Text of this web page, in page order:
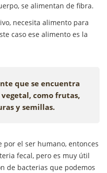
se alimentan de fibra.
necesita alimento para
caso ese alimento es la
que se encuentra
como frutas,
y semillas.
por el ser humano, entonces
fecal, pero es muy útil
de bacterias que podemos